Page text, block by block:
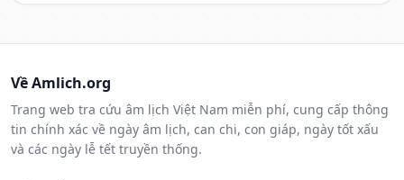
Về Amlich.org
Trang web tra cứu âm lịch Việt Nam miễn phí, cung cấp thông
tin chính xác về ngày âm lịch, can chi, con giáp, ngày tốt xấu
và các ngày lễ tết truyền thống.